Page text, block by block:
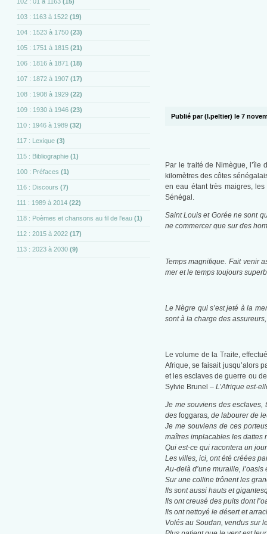
102 : 01 à 1163 (15)
103 : 1163 à 1522 (19)
104 : 1523 à 1750 (23)
105 : 1751 à 1815 (21)
106 : 1816 à 1871 (18)
107 : 1872 à 1907 (17)
108 : 1908 à 1929 (22)
109 : 1930 à 1946 (23)
110 : 1946 à 1989 (32)
117 : Lexique (3)
115 : Bibliographie (1)
100 : Préfaces (1)
116 : Discours (7)
111 : 1989 à 2014 (22)
118 : Poèmes et chansons au fil de l'eau (1)
112 : 2015 à 2022 (17)
113 : 2023 à 2030 (9)
Publié par (l.peltier) le 7
Par le traité de Nimègue,
kilomètres des côtes
en eau étant très maigres,
Sénégal.
Saint Louis et Gorée ne sont
ne commercer que sur des
Temps magnifique. Fait venir
mer et le temps toujours
Le Nègre qui s’est jeté à la
sont à la charge des
Le volume de la Traite,
Afrique, se faisait jusqu’alors
et les esclaves de guerre ou
Sylvie Brunel – L’Afrique est-
Je me souviens des esclaves,
des foggaras, de labourer de
Je me souviens de ces
maîtres implacables les dattes
Qui est-ce qui racontera un
Les villes, ici, ont été créées
Au-delà d’une muraille,
Sur une colline trônent les
Ils sont aussi hauts et
Ils ont creusé des puits dont
Ils ont nettoyé le désert et
Volés au Soudan, vendus sur